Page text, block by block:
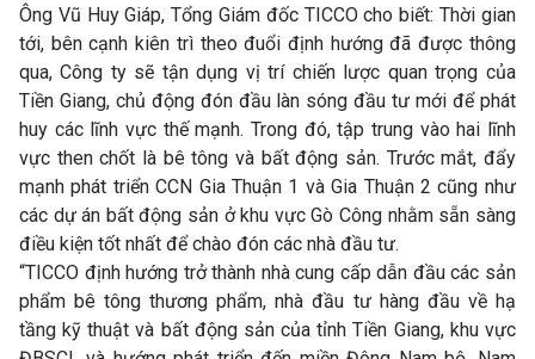
Ông Vũ Huy Giáp, Tổng Giám đốc TICCO cho biết: Thời gian
tới, bên cạnh kiên trì theo đuổi định hướng đã được thông
qua, Công ty sẽ tận dụng vị trí chiến lược quan trọng của
Tiền Giang, chủ động đón đầu làn sóng đầu tư mới để phát
huy các lĩnh vực thế mạnh. Trong đó, tập trung vào hai lĩnh
vực then chốt là bê tông và bất động sản. Trước mắt, đẩy
mạnh phát triển CCN Gia Thuận 1 và Gia Thuận 2 cũng như
các dự án bất động sản ở khu vực Gò Công nhằm sẵn sàng
điều kiện tốt nhất để chào đón các nhà đầu tư.
“TICCO định hướng trở thành nhà cung cấp dẫn đầu các sản
phẩm bê tông thương phẩm, nhà đầu tư hàng đầu về hạ
tầng kỹ thuật và bất động sản của tỉnh Tiền Giang, khu vực